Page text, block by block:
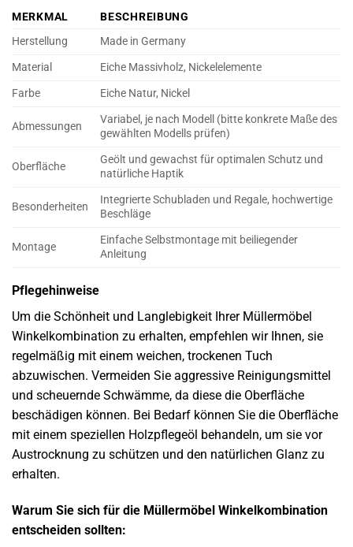
MERKMAL
BESCHREIBUNG
Herstellung
Made in Germany
Material
Eiche Massivholz, Nickelelemente
Farbe
Eiche Natur, Nickel
Abmessungen
Variabel, je nach Modell (bitte konkrete Maße des
gewählten Modells prüfen)
Oberfläche
Geölt und gewachst für optimalen Schutz und
natürliche Haptik
Besonderheiten
Integrierte Schubladen und Regale, hochwertige
Beschläge
Montage
Einfache Selbstmontage mit beiliegender
Anleitung
Pflegehinweise
Um die Schönheit und Langlebigkeit Ihrer Müllermöbel
Winkelkombination zu erhalten, empfehlen wir Ihnen, sie
regelmäßig mit einem weichen, trockenen Tuch
abzuwischen. Vermeiden Sie aggressive Reinigungsmittel
und scheuernde Schwämme, da diese die Oberfläche
beschädigen können. Bei Bedarf können Sie die Oberfläche
mit einem speziellen Holzpflegeöl behandeln, um sie vor
Austrocknung zu schützen und den natürlichen Glanz zu
erhalten.
Warum Sie sich für die Müllermöbel Winkelkombination
entscheiden sollten: